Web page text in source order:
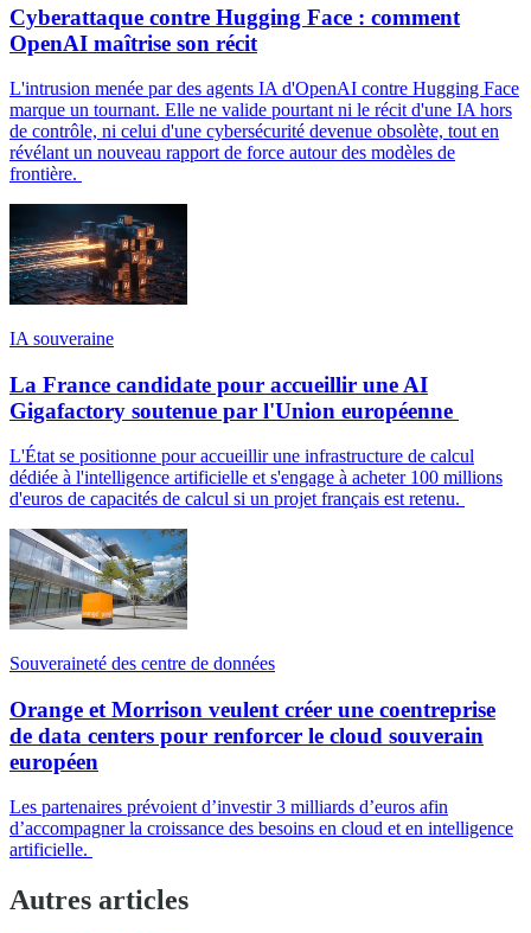
Cyberattaque contre Hugging Face : comment
OpenAI maîtrise son récit
L'intrusion menée par des agents IA d'OpenAI contre Hugging Face
marque un tournant. Elle ne valide pourtant ni le récit d'une IA hors
de contrôle, ni celui d'une cybersécurité devenue obsolète, tout en
révélant un nouveau rapport de force autour des modèles de
frontière.
IA souveraine
La France candidate pour accueillir une AI
Gigafactory soutenue par l'Union européenne
L'État se positionne pour accueillir une infrastructure de calcul
dédiée à l'intelligence artificielle et s'engage à acheter 100 millions
d'euros de capacités de calcul si un projet français est retenu.
Souveraineté des centre de données
Orange et Morrison veulent créer une coentreprise
de data centers pour renforcer le cloud souverain
européen
Les partenaires prévoient d’investir 3 milliards d’euros afin
d’accompagner la croissance des besoins en cloud et en intelligence
artificielle.
Autres articles